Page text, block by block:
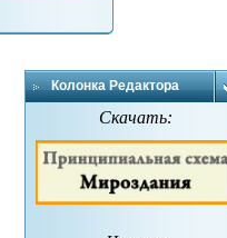
Колонка Редактора
Скачать: